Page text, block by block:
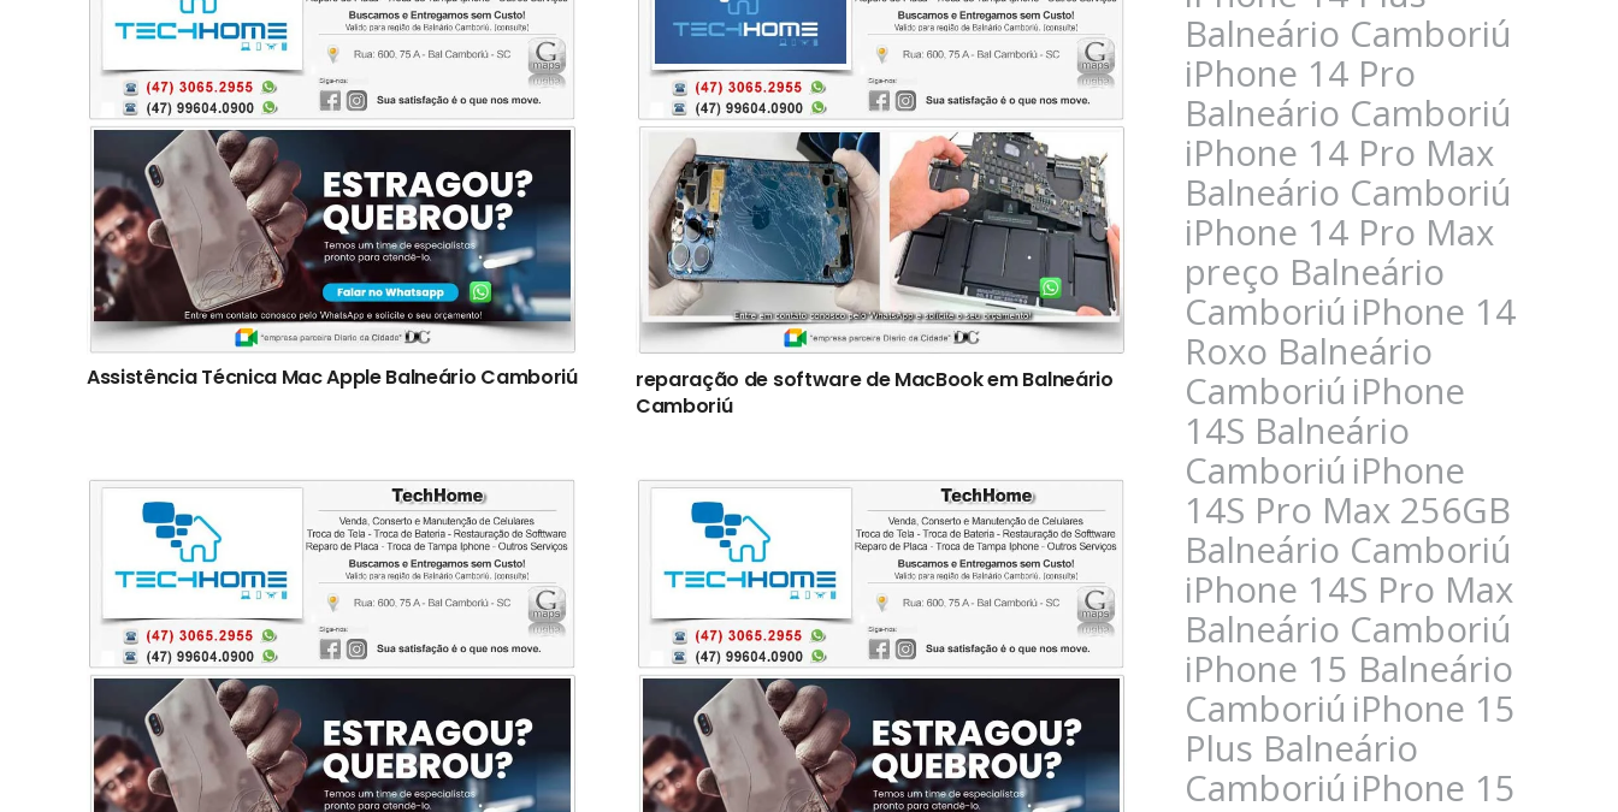
Assistência Técnica Mac Apple Balneário Camboriú
reparação de software de MacBook em Balneário
Camboriú
Balneário Camboriú
iPhone 14 Pro
Balneário Camboriú
iPhone 14 Pro Max
Balneário Camboriú
iPhone 14 Pro Max
preço Balneário
Camboriú iPhone 14
Roxo Balneário
Camboriú iPhone
14S Balneário
Camboriú iPhone
14S Pro Max 256GB
Balneário Camboriú
iPhone 14S Pro Max
Balneário Camboriú
iPhone 15 Balneário
Camboriú iPhone 15
Plus Balneário
Camboriú iPhone 15